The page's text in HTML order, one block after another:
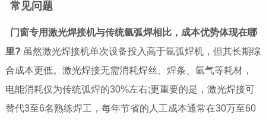
常见问题
门窗专用激光焊接机与传统氩弧焊相比，成本优势体现在哪
里? 虽然激光焊接机单次设备投入高于氩弧焊机，但其长期综
合成本更低。激光焊接无需消耗焊丝、焊条、氩气等耗材，
电能消耗仅为传统弧焊的30%左右;更重要的是，激光焊接可
替代3至6名熟练焊工，每年节省的人工成本通常在30万至60